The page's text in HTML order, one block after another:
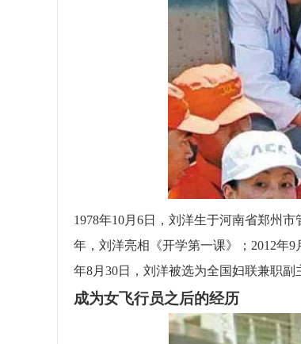
1978年10月6日，刘洋生于河南省郑州
年，刘洋亮相《开学第一课》；2012年
年8月30日，刘洋被选为全国妇联兼职副
成为女飞行员之后的经历